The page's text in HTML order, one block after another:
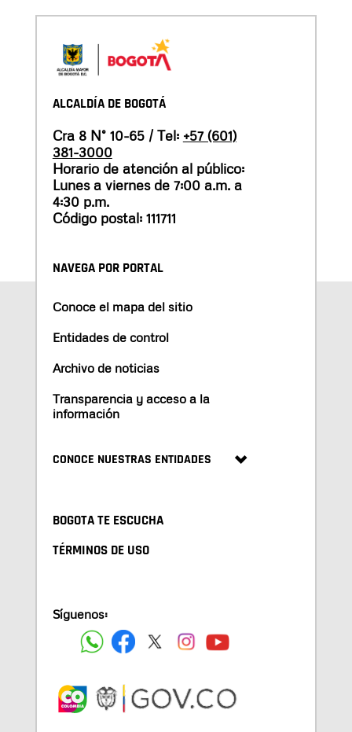
ALCALDÍA DE BOGOTÁ
Cra 8 N° 10-65 / Tel: +57 (601)
381-3000
Horario de atención al público:
Lunes a viernes de 7:00 a.m. a
4:30 p.m.
Código postal: 111711
NAVEGA POR PORTAL
Conoce el mapa del sitio
Entidades de control
Archivo de noticias
Transparencia y acceso a la
información
CONOCE NUESTRAS ENTIDADES
BOGOTA TE ESCUCHA
TÉRMINOS DE USO
Síguenos: